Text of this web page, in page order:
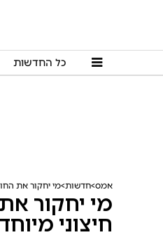
כל החדשות
אמס חדשות מי יחקור את
מי יחקור
חיצוני מיוחד